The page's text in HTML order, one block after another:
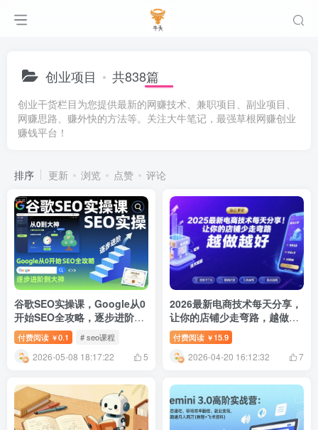
创业项目 共838篇
创业干货栏目为您提供最新的网赚技术、兼职项目、副业项目、
网赚思路、赚外快的方法等。关注大牛笔记，最强草根网赚创业
赚钱平台！
排序 更新 浏览 点赞 评论
谷歌SEO实操课，Google从0
开始SEO全攻略，逐步进阶到
大神（更新26年）
付费阅读 ￥0.1 # seo课程
2026-05-08 18:17:22 5
2026最新电商技术每天分享，
让你的店铺少走弯路，越做越
好(更新26年04月)
付费阅读 ￥ 15.9
2026-04-20 16:12:32 7